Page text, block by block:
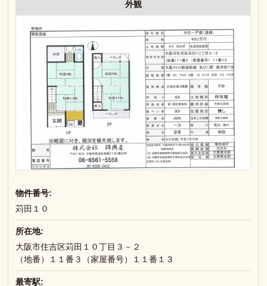
外観
物件番号:
苅田１０
所在地:
大阪市住吉区苅田１０丁目３－２
（地番）１１番３（家屋番号）１１番１３
最寄駅: